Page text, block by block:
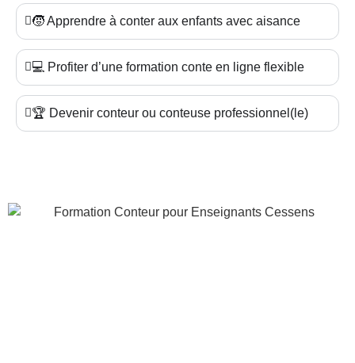
🧒 Apprendre à conter aux enfants avec aisance
💻 Profiter d’une formation conte en ligne flexible
🏆 Devenir conteur ou conteuse professionnel(le)